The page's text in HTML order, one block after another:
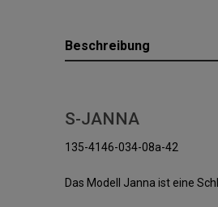
Beschreibung
S-JANNA
135-4146-034-08a-42
Das Modell Janna ist eine